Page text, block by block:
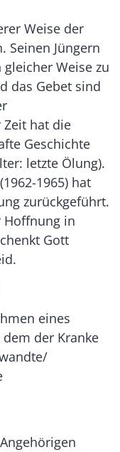
Weise der
Seinen Jüngern
Weise zu
das Gebet sind
Zeit hat die
Geschichte
letzte Ölung).
1965) hat
zurückgeführt.
Hoffnung in
Gott
eines
der Kranke